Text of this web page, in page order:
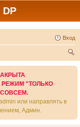
Вход
РЕЖИМ "ТОЛЬКО
СОВСЕМ.
или направлять в
Админ.